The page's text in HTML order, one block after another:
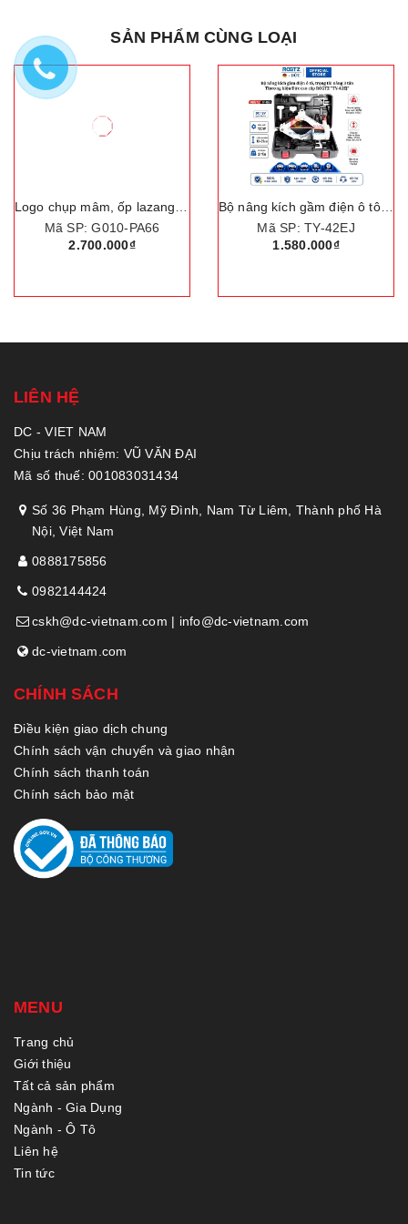
SẢN PHẨM CÙNG LOẠI
Mã SP: TY-42EJ
1.580.000₫
Logo chụp mâm, ốp lazang bánh xe ô tô Lexus LX570 đời 2012
Mã SP: C-599X
750.000₫
LIÊN HỆ
DC - VIET NAM
Chịu trách nhiệm: VŨ VĂN ĐẠI
Mã số thuế: 001083031434
Số 36 Phạm Hùng, Mỹ Đình, Nam Từ Liêm, Thành phố Hà
Nội, Việt Nam
0888175856
0982144424
cskh@dc-vietnam.com | info@dc-vietnam.com
dc-vietnam.com
CHÍNH SÁCH
Điều kiện giao dịch chung
Chính sách vận chuyển và giao nhận
Chính sách thanh toán
Chính sách bảo mật
MENU
Trang chủ
Giới thiệu
Tất cả sản phẩm
Ngành - Gia Dụng
Ngành - Ô Tô
Liên hệ
Tin tức